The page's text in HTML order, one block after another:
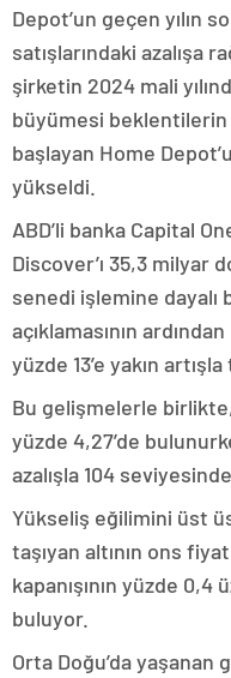
Depot’un geçen yılın
satışlarındaki azalışa
şirketin 2024 mali
büyümesi beklentilerin
başlayan Home
yükseldi.
ABD’li banka Capital
Discover’ı 35,3 milyar
senedi işlemine dayalı
açıklamasının
yüzde 13’e yakın artışla
Bu gelişmelerle birlikte,
yüzde 4,27’de
azalışla 104
Yükseliş eğilimini üst
taşıyan altının ons
kapanışının yüzde 0,4
buluyor.
Orta Doğu’da yaşanan